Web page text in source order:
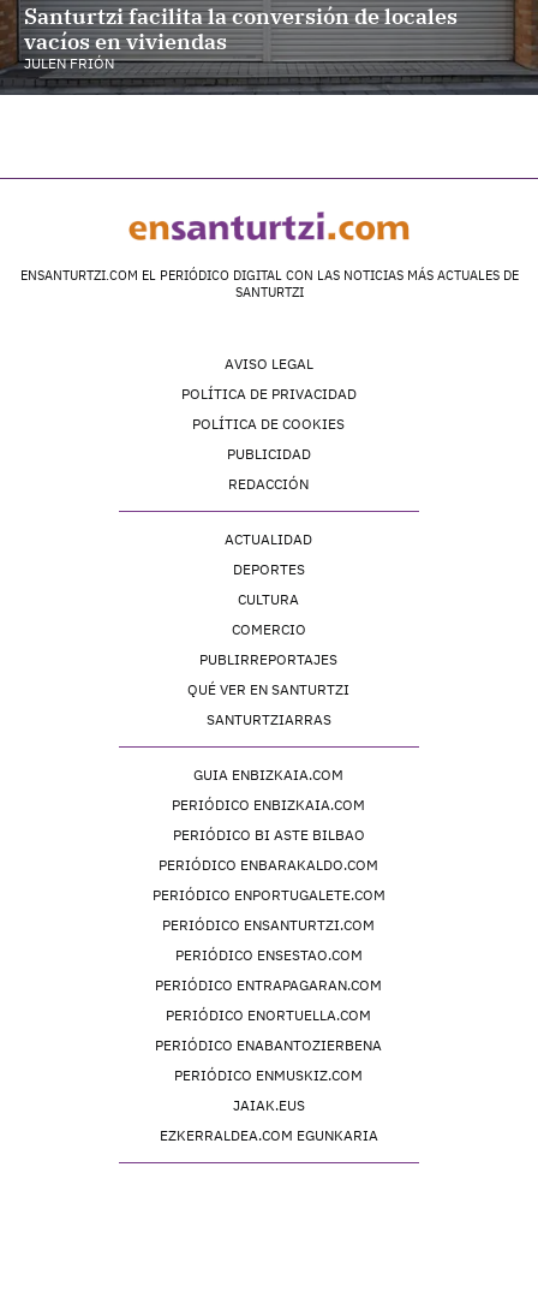
Santurtzi facilita la conversión de locales
vacíos en viviendas
JULEN FRIÓN
ENSANTURTZI.COM EL PERIÓDICO DIGITAL CON LAS NOTICIAS MÁS ACTUALES DE
SANTURTZI
AVISO LEGAL
POLÍTICA DE PRIVACIDAD
POLÍTICA DE COOKIES
PUBLICIDAD
REDACCIÓN
ACTUALIDAD
DEPORTES
CULTURA
COMERCIO
PUBLIRREPORTAJES
QUÉ VER EN SANTURTZI
SANTURTZIARRAS
GUIA ENBIZKAIA.COM
PERIÓDICO ENBIZKAIA.COM
PERIÓDICO BI ASTE BILBAO
PERIÓDICO ENBARAKALDO.COM
PERIÓDICO ENPORTUGALETE.COM
PERIÓDICO ENSANTURTZI.COM
PERIÓDICO ENSESTAO.COM
PERIÓDICO ENTRAPAGARAN.COM
PERIÓDICO ENORTUELLA.COM
PERIÓDICO ENABANTOZIERBENA
PERIÓDICO ENMUSKIZ.COM
JAIAK.EUS
EZKERRALDEA.COM EGUNKARIA